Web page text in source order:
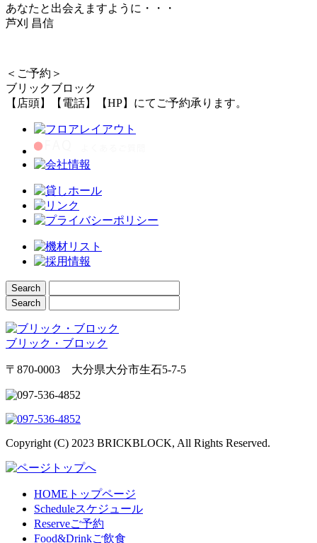
あなたと出会えますように・・・
芦刈 昌信
＜ご予約＞
ブリックブロック
【店頭】【電話】【HP】にてご予約承ります。
ブリック・ブロック
〒870-0003 大分県大分市生石5-7-5
Copyright (C) 2023 BRICKBLOCK, All Rights Reserved.
HOME トップページ
Scheduleスケジュール
Reserveご予約
Food&Drinkご飲食